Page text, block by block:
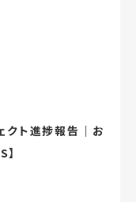
クト進捗報告｜お